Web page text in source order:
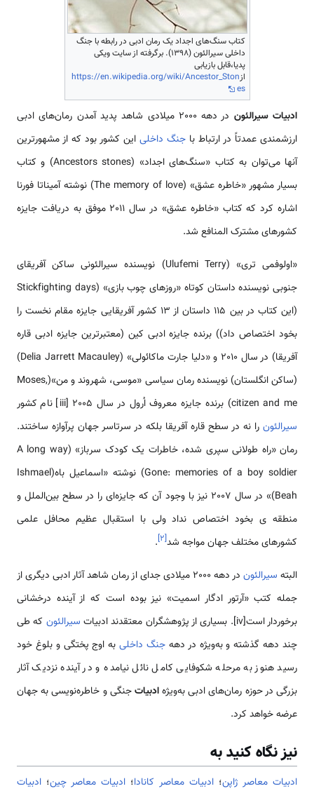
کتاب سنگ‌های اجداد یک رمان ادبی در رابطه با جنگ
داخلی سیرالئون (1398). برگرفته از سایت ویکی
پدیا،قابل بازیابی
ازhttps://en.wikipedia.org/wiki/Ancestor_Ston
es
ادبیات سیرالئون
در دهه 2000 میلادی شاهد پدید آمدن رمان‌های ادبی
ارزشمندی عمدتاً در ارتباط با جنگ داخلی این کشور بود که از مشهورترین
آنها می‌توان به کتاب «سنگ‌های اجداد» (Ancestors stones) و کتاب
بسیار مشهور «خاطره عشق» (The memory of love) نوشته آمیناتا فورنا
اشاره کرد که کتاب «خاطره عشق» در سال 2011 موفق به دریافت جایزه
کشورهای مشترک المنافع شد.
«اولوفمی تری» (Ulufemi Terry) نویسنده سیرالئونی ساکن آفریقای
جنوبی نویسنده داستان کوتاه «روزهای چوب بازی» (Stickfighting days
(این کتاب در بین 115 داستان از 13 کشور آفریقایی جایزه مقام نخست را
بخود اختصاص داد)) برنده جایزه ادبی کین (معتبرترین جایزه ادبی قاره
آفریقا) در سال 2010 و «دلیا جارت ماکائولی» (Delia Jarrett Macauley)
(ساکن انگلستان) نویسنده رمان سیاسی «موسی، شهروند و من»(Moses,
citizen and me) برنده جایزه معروف اُرول در سال 2005 [iii] نام کشور
سیرالئون را نه در سطح قاره آفریقا بلکه در سرتاسر جهان پرآوازه ساختند.
رمان «راه طولانی سپری شده، خاطرات یک کودک سرباز» (A long way
Gone: memories of a boy soldier) نوشته «اسماعیل باه(Ishmael
Beah)» در سال 2007 نیز با وجود آن که جایزه‌ای را در سطح بین‌الملل و
منطقه ی بخود اختصاص نداد ولی با استقبال عظیم محافل علمی
کشورهای مختلف جهان مواجه شد[۲]
.
البته سیرالئون
در دهه 2000 میلادی جدای از رمان شاهد آثار ادبی دیگری از
جمله کتب «آرتور ادگار اسمیت» نیز بوده است که از آینده درخشانی
برخوردار است[iv]. بسیاری از پژوهشگران معتقدند ادبیات
سیرالئون که طی
چند دهه گذشته و به‌ویژه در دهه جنگ داخلیبه اوج پختگی و بلوغ خود
رسید هنوز به مرحله شکوفایی کامل نائل نیامده و در آینده نزدیک آثار
بزرگی در حوزه رمان‌های ادبی به‌ویژهادبیاتجنگی و خاطره‌نویسی به جهان
عرضه خواهد کرد.
نیز نگاه کنید به
ادبیات معاصر ژاپن؛ادبیات معاصر کانادا؛ ادبیات معاصر چین؛ ادبیات